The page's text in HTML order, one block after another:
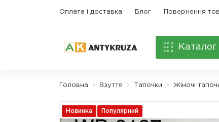
Оплата і доставка Блог Повернення
Каталог
Головна Взуття Тапочки Жіночі
Новинка Популярний